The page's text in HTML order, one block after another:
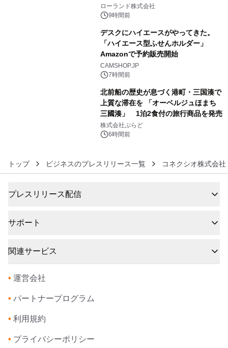
を展示しての 記念キャンペーンを開
催 英国ラジオ「NTS」の 特別プログ
アーティストを フィーチャーしたアニ
メーションを公開～
ローランド株式会社
9時間前
デスクにハイエースがやってきた。
「ハイエース型ふせんホルダー」
Amazonで予約販売開始
CAMSHOP.JP
7時間前
北前船の歴史が息づく港町・三国湊で
上質な滞在を 「オーベルジュほまち
三國湊」 1泊2食付の旅行商品を発売
株式会社ぷらど
6時間前
トップ ビジネスのプレスリリース一覧 コネクシオ株式会社
プレスリリース配信
サポート
関連サービス
• 運営会社
• パートナープログラム
• 利用規約
• プライバシーポリシー